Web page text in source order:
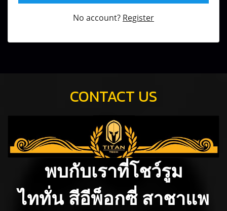
No account? Register
CONTACT US
พบกับเราที่โชว์รูม
ไททั่น สีอีพ็อกซี่ สาชาแพ